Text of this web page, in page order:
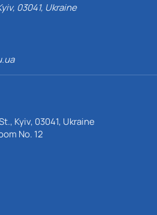
03041, Ukraine
Kyiv, 03041, Ukraine
No. 12